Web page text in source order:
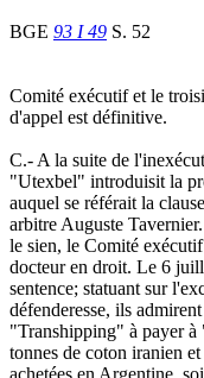
BGE 93 I 49 S. 52
Comité exécutif et le
d'appel est définitive.
C.- A la suite de
"Utexbel" introduisit la
auquel se référait la
arbitre Auguste
le sien, le Comité
docteur en droit. Le 6
sentence; statuant sur
défenderesse, ils
"Transhipping" à payer
tonnes de coton iranien
achetées en Argentine,